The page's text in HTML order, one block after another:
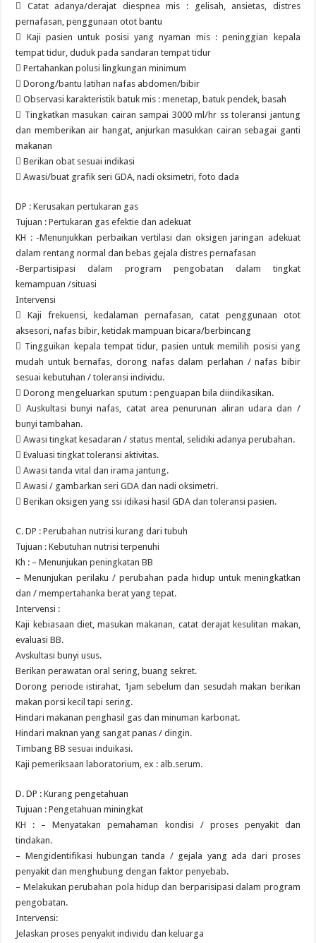
 Catat adanya/derajat diespnea mis : gelisah, ansietas, distres
pernafasan, penggunaan otot bantu
 Kaji pasien untuk posisi yang nyaman mis : peninggian kepala
tempat tidur, duduk pada sandaran tempat tidur
 Pertahankan polusi lingkungan minimum
 Dorong/bantu latihan nafas abdomen/bibir
 Observasi karakteristik batuk mis : menetap, batuk pendek, basah
 Tingkatkan masukan cairan sampai 3000 ml/hr ss toleransi jantung
dan memberikan air hangat, anjurkan masukkan cairan sebagai ganti
makanan
 Berikan obat sesuai indikasi
 Awasi/buat grafik seri GDA, nadi oksimetri, foto dada
DP : Kerusakan pertukaran gas
Tujuan : Pertukaran gas efektie dan adekuat
KH : -Menunjukkan perbaikan vertilasi dan oksigen jaringan adekuat
dalam rentang normal dan bebas gejala distres pernafasan
-Berpartisipasi dalam program pengobatan dalam tingkat
kemampuan /situasi
Intervensi
 Kaji frekuensi, kedalaman pernafasan, catat penggunaan otot
aksesori, nafas bibir, ketidak mampuan bicara/berbincang
 Tingguikan kepala tempat tidur, pasien untuk memilih posisi yang
mudah untuk bernafas, dorong nafas dalam perlahan / nafas bibir
sesuai kebutuhan / toleransi individu.
 Dorong mengeluarkan sputum : penguapan bila diindikasikan.
 Auskultasi bunyi nafas, catat area penurunan aliran udara dan /
bunyi tambahan.
 Awasi tingkat kesadaran / status mental, selidiki adanya perubahan.
 Evaluasi tingkat toleransi aktivitas.
 Awasi tanda vital dan irama jantung.
 Awasi / gambarkan seri GDA dan nadi oksimetri.
 Berikan oksigen yang ssi idikasi hasil GDA dan toleransi pasien.
C. DP : Perubahan nutrisi kurang dari tubuh
Tujuan : Kebutuhan nutrisi terpenuhi
Kh : – Menunjukan peningkatan BB
– Menunjukan perilaku / perubahan pada hidup untuk meningkatkan
dan / mempertahanka berat yang tepat.
Intervensi :
Kaji kebiasaan diet, masukan makanan, catat derajat kesulitan makan,
evaluasi BB.
Avskultasi bunyi usus.
Berikan perawatan oral sering, buang sekret.
Dorong periode istirahat, 1jam sebelum dan sesudah makan berikan
makan porsi kecil tapi sering.
Hindari makanan penghasil gas dan minuman karbonat.
Hindari maknan yang sangat panas / dingin.
Timbang BB sesuai induikasi.
Kaji pemeriksaan laboratorium, ex : alb.serum.
D. DP : Kurang pengetahuan
Tujuan : Pengetahuan miningkat
KH : – Menyatakan pemahaman kondisi / proses penyakit dan
tindakan.
– Mengidentifikasi hubungan tanda / gejala yang ada dari proses
penyakit dan menghubung dengan faktor penyebab.
– Melakukan perubahan pola hidup dan berparisipasi dalam program
pengobatan.
Intervensi:
Jelaskan proses penyakit individu dan keluarga